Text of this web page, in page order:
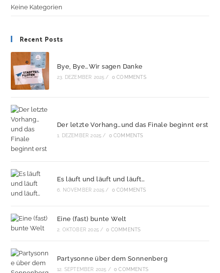
Keine Kategorien
Recent Posts
Bye, Bye…Wir sagen Danke
23. DEZEMBER 2025 / 0 COMMENTS
Der letzte Vorhang…und das Finale beginnt erst
1. DEZEMBER 2025 / 0 COMMENTS
Es läuft und läuft und läuft…
6. NOVEMBER 2025 / 0 COMMENTS
Eine (fast) bunte Welt
2. OKTOBER 2025 / 0 COMMENTS
Partysonne über dem Sonnenberg
12. SEPTEMBER 2025 / 0 COMMENTS